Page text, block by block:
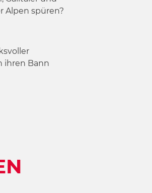
Alpen spüren?
ihren Bann